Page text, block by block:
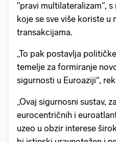
"pravi multilateralizam",
koje se sve više koriste u
transakcijama.
„To pak postavlja
temelje za formiranje
sigurnosti u Euroaziji“,
„Ovaj sigurnosni sustav,
eurocentričnih i
uzeo u obzir interese